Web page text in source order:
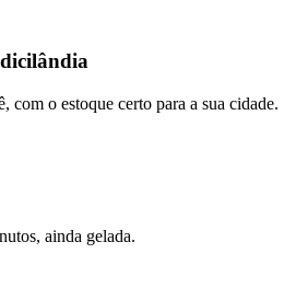
com o estoque certo para a sua cidade.
ainda gelada.